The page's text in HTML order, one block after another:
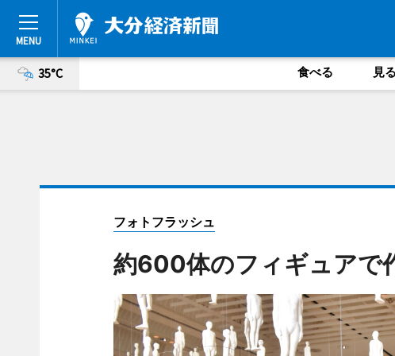
35°C 食べる 見
フォトフラッシュ
約600体のフィギュアで